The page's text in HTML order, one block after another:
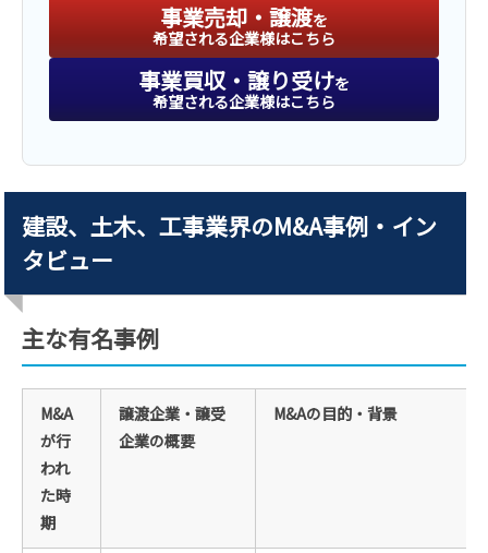
事業売却・譲渡を
希望される企業様はこちら
事業買収・譲り受けを
希望される企業様はこちら
建設、土木、工事業界のM&A事例・イン
タビュー
主な有名事例
M&A
が行
われ
た時
期
譲渡企業・譲受
企業の概要
M&Aの目的・背景